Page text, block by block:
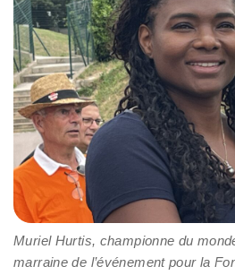
Muriel Hurtis, championne du
marraine de l’événement pour la